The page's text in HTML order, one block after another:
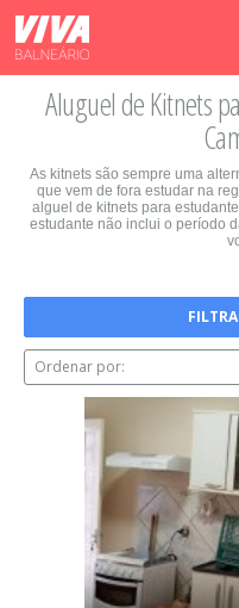
Aluguel de Kitnets
As kitnets são sempre uma
que vem de fora estudar na
alguel de kitnets para
estudante não inclui o período
Ordenar por: